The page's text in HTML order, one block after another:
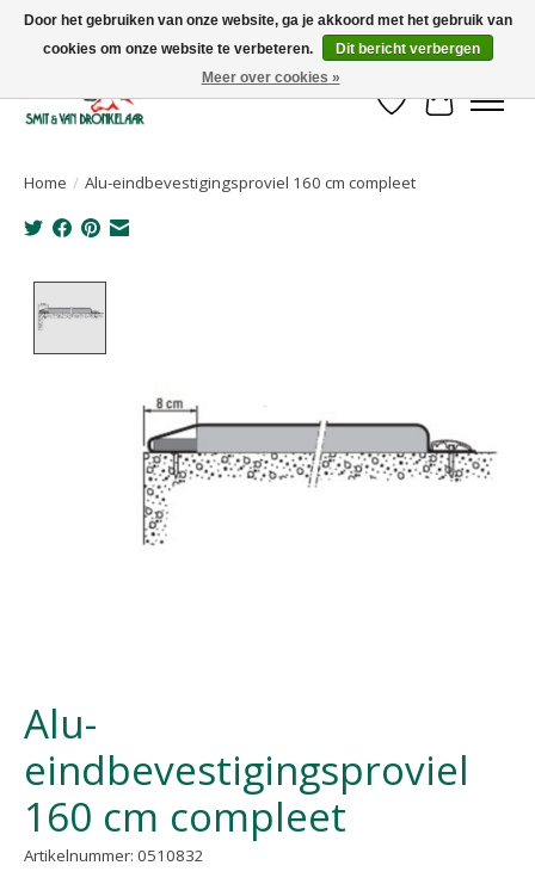
Uw leverancier voor stalinrichtingen en het opruwen van betonvloeren!
Verlanglijst
Home / Alu-eindbevestigingsproviel 160 cm compleet
Alu-
eindbevestigingsproviel
160 cm compleet
Artikelnummer: 0510832
Door het gebruiken van onze website, ga je akkoord met het gebruik van
cookies om onze website te verbeteren.
Dit bericht verbergen
Meer over cookies »